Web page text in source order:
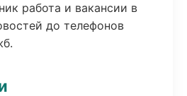
работа и вакансии в
до телефонов